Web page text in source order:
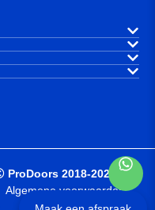
ProDoors 2018-2025
Algemene voorwaarden